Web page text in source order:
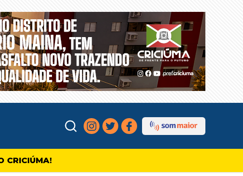
CRICIÚMA!